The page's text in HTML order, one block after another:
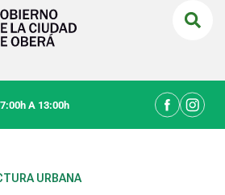
7:00h A 13:00h
URBANA